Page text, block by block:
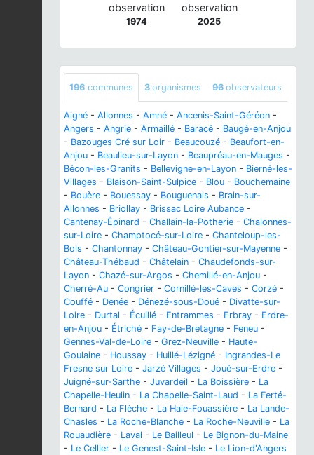
observation
1974
observation
2025
196 communes 3 organismes 96 observateurs
Aigné - Allonnes - Amné - Ancenis-Saint-Géréon -
Angers - Angrie - Armaillé - Baracé - Baugé-en-Anjou
- Bazouges Cré sur Loir - Beaucouzé - Beaufort-en-
Anjou - Beaulieu-sur-Layon - Beaupréau-en-Mauges -
Bécon-les-Granits - Bellevigne-en-Layon - Bierné-les-
Villages - Blaison-Saint-Sulpice - Blou - Bouchemaine
- Bouère - Bouessay - Bouguenais - Brain-sur-
Allonnes - Briollay - Brissac Loire Aubance -
Cantenay-Épinard - Challain-la-Potherie - Chalonnes-
sur-Loire - Champtocé-sur-Loire - Chanteloup-les-
Bois - Chantonnay - Château-Gontier-sur-Mayenne -
Château-Thébaud - Châtelain - Chaudefonds-sur-
Layon - Chazé-sur-Argos - Chemillé-en-Anjou -
Cherré-Au - Congrier - Cornillé-les-Caves - Corzé -
Couffé - Denée - Dénezé-sous-Doué - Divatte-sur-
Loire - Durtal - Écuillé - Entrammes - Erbray - Erdre-
en-Anjou - Étriché - Fay-de-Bretagne - Feneu -
Gennes-Val-de-Loire - Grez-Neuville - Haute-
Goulaine - Houssay - Huillé-Lézigné - Ingrandes-Le
Fresne sur Loire - Jarzé Villages - Joué-sur-Erdre -
Juigné-sur-Sarthe - Juvardeil - La Boissière - La
Chapelle-Heulin - La Chapelle-Saint-Laud - La Ferté-
Bernard - La Flèche - La Haie-Fouassière - La Lande-
Chasles - La Roche-Blanche - La Roche-Neuville - La
Rouaudière - Laval - Le Bailleul - Le Bignon-du-Maine
- Le Cellier - Le Genest-Saint-Isle - Le Lion-d'Angers